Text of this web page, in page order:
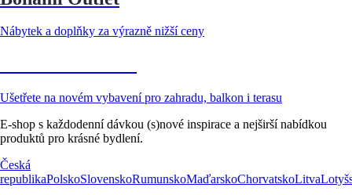
Nábytek a doplňky za výrazně nižší ceny
Ušetřete na novém vybavení pro zahradu, balkon i terasu
E-shop s každodenní dávkou (s)nové inspirace a nejširší nabídkou
produktů pro krásné bydlení.
Česká
republikaPolskoSlovenskoRumunskoMaďarskoChorvatskoLitva